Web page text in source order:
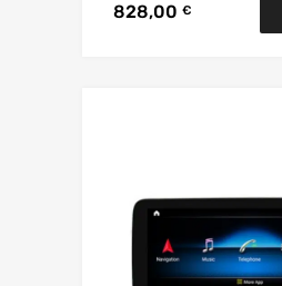
828,00 €